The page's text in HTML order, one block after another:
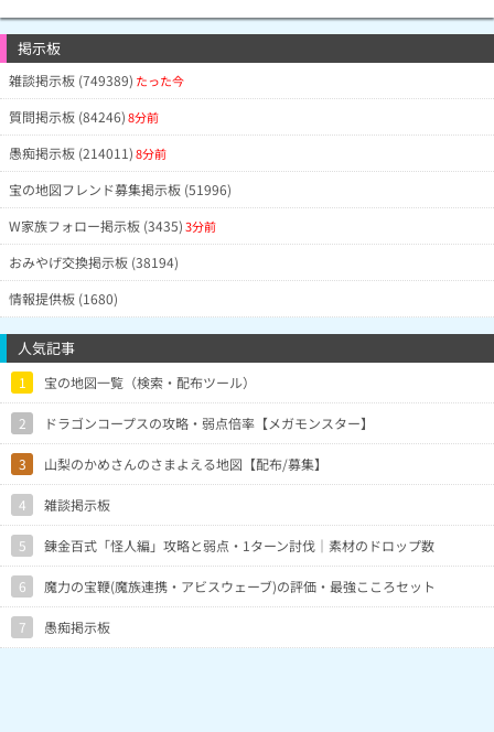
掲示板
雑談掲示板 (749389) たった今
質問掲示板 (84246)8分前
愚痴掲示板 (214011)8分前
宝の地図フレンド募集掲示板 (51996)
W家族フォロー掲示板 (3435)3分前
おみやげ交換掲示板 (38194)
情報提供板 (1680)
人気記事
1 宝の地図一覧（検索・配布ツール）
2 ドラゴンコープスの攻略・弱点倍率【メガモンスター】
3 山梨のかめさんのさまよえる地図【配布/募集】
4 雑談掲示板
5 錬金百式「怪人編」攻略と弱点・1ターン討伐｜素材のドロップ数
6 魔力の宝鞭(魔族連携・アビスウェーブ)の評価・最強こころセット
7 愚痴掲示板